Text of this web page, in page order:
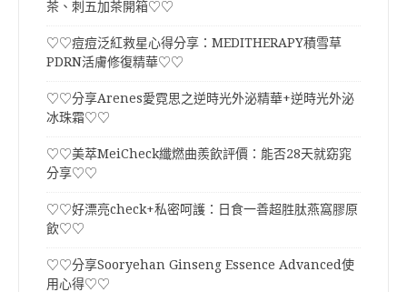
茶、刺五加茶開箱♡♡
♡♡痘痘泛紅救星心得分享：MEDITHERAPY積雪草
PDRN活膚修復精華♡♡
♡♡分享Arenes愛霓思之逆時光外泌精華+逆時光外泌
冰珠霜♡♡
♡♡美萃MeiCheck纖燃曲羨飲評價：能否28天就窈窕
分享♡♡
♡♡好漂亮check+私密呵護：日食一善超胜肽燕窩膠原
飲♡♡
♡♡分享Sooryehan Ginseng Essence Advanced使
用心得♡♡